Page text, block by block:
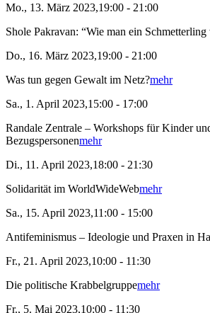
Mo., 13. März 2023,19:00 - 21:00
Shole Pakravan: “Wie man ein
Do., 16. März 2023,19:00 - 21:00
Was tun gegen Gewalt im Netz?mehr
Sa., 1. April 2023,15:00 - 17:00
Randale Zentrale – Workshops für Kinder
Bezugspersonenmehr
Di., 11. April 2023,18:00 - 21:30
Solidarität im WorldWideWebmehr
Sa., 15. April 2023,11:00 - 15:00
Antifeminismus – Ideologie und Praxen in
Fr., 21. April 2023,10:00 - 11:30
Die politische Krabbelgruppemehr
Fr., 5. Mai 2023,10:00 - 11:30